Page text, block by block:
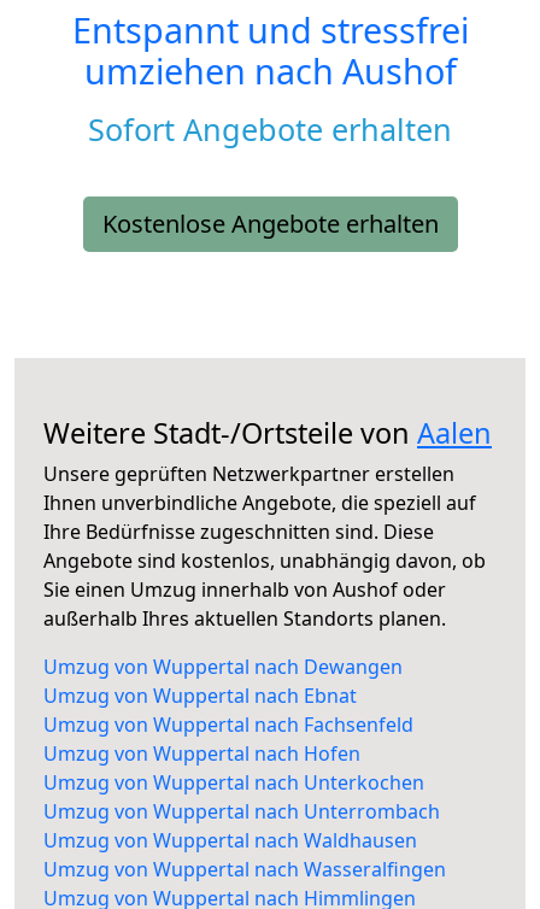
Entspannt und stressfrei
umziehen nach Aushof
Sofort Angebote erhalten
Kostenlose Angebote erhalten
Weitere Stadt-/Ortsteile von Aalen
Unsere geprüften Netzwerkpartner erstellen
Ihnen unverbindliche Angebote, die speziell auf
Ihre Bedürfnisse zugeschnitten sind. Diese
Angebote sind kostenlos, unabhängig davon, ob
Sie einen Umzug innerhalb von Aushof oder
außerhalb Ihres aktuellen Standorts planen.
Umzug von Wuppertal nach Dewangen
Umzug von Wuppertal nach Ebnat
Umzug von Wuppertal nach Fachsenfeld
Umzug von Wuppertal nach Hofen
Umzug von Wuppertal nach Unterkochen
Umzug von Wuppertal nach Unterrombach
Umzug von Wuppertal nach Waldhausen
Umzug von Wuppertal nach Wasseralfingen
Umzug von Wuppertal nach Himmlingen